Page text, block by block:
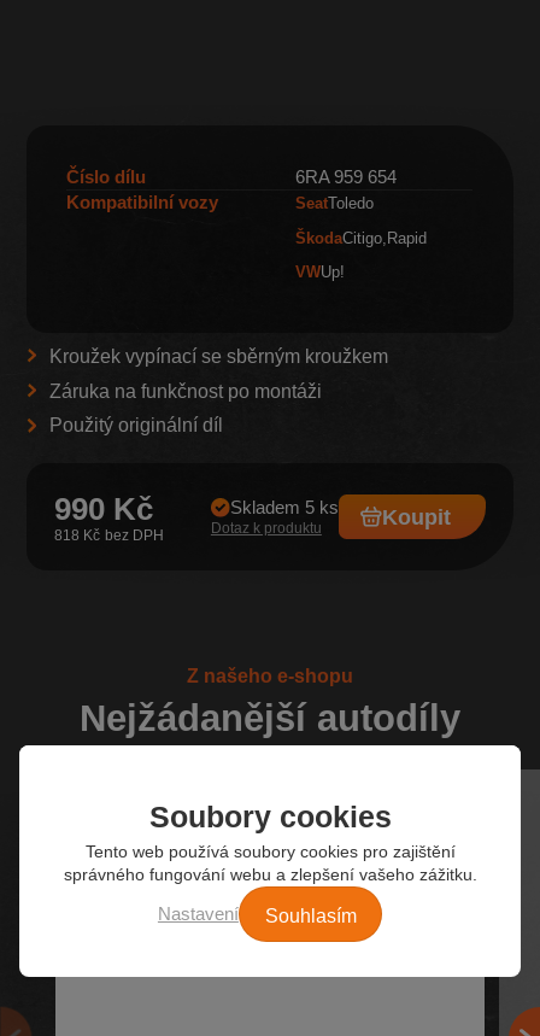
Číslo dílu
6RA 959 654
Kompatibilní vozy
SeatToledo
ŠkodaCitigo Rapid
VWUp!
Kroužek vypínací se sběrným kroužkem
Záruka na funkčnost po montáži
Použitý originální díl
990 Kč
818 Kč
Skladem 5 ks
Dotaz k produktu Koupit
Z našeho e-shopu
Nejžádanější autodíly
Soubory cookies
Tento web používá soubory cookies pro zajištění
správného fungování webu a zlepšení vašeho zážitku.
Nastavení Souhlasím